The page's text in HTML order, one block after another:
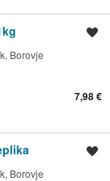
Borovje
7,98 €
Borovje